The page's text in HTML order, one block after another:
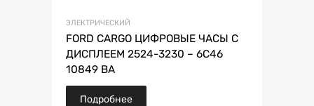
ЭЛЕКТРИЧЕСКИЙ
FORD CARGO ЦИФРОВЫЕ ЧАСЫ С
ДИСПЛЕЕМ 2524-3230 – 6C46
10849 BA
Подробнее